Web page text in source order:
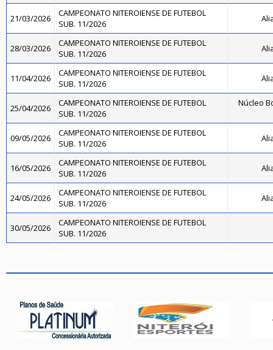
21/03/2026
CAMPEONATO NITEROIENSE DE FUTEBOL
SUB. 11/2026
28/03/2026
CAMPEONATO NITEROIENSE DE FUTEBOL
SUB. 11/2026
11/04/2026
CAMPEONATO NITEROIENSE DE FUTEBOL
SUB. 11/2026
25/04/2026
CAMPEONATO NITEROIENSE DE FUTEBOL
SUB. 11/2026
Núcleo
09/05/2026
CAMPEONATO NITEROIENSE DE FUTEBOL
SUB. 11/2026
16/05/2026
CAMPEONATO NITEROIENSE DE FUTEBOL
SUB. 11/2026
24/05/2026
CAMPEONATO NITEROIENSE DE FUTEBOL
SUB. 11/2026
30/05/2026
CAMPEONATO NITEROIENSE DE FUTEBOL
SUB. 11/2026